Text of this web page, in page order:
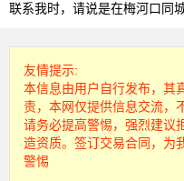
联系我时，请说是在梅河口同
友情提示:
本信息由用户自行发布，其
责，本网仅提供信息交流，
请务必提高警惕，强烈建议
造资质。签订交易合同，为
警惕